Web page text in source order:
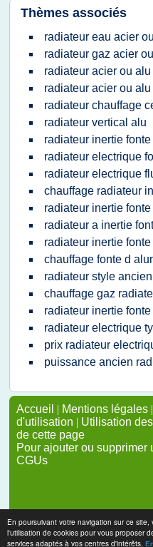
En poursuivant votre navigation sur ce site,
l'utilisation de cookies pour vous proposer
services adaptés à vos centres d'intérêts.
Thèmes associés
radiateur eau acier
radiateur gaz acier
radiateur acier ou alu
radiateur acier ou
radiateur chauffage
radiateur vertical alu
radiateur inertie
radiateur electrique
radiateur electrique
chauffage radiateur
radiateur inertie
radiateur a inertie
radiateur inertie
chauffage fonte d
radiateur style
chauffage gaz
radiateur inertie
radiateur electrique
prix radiateur
puissance ancien
Accueil | Mentions légales |
d'utilisation | Utilisation
de cette page
Pour ajouter ou supprimer
CGUs